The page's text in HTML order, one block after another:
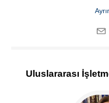
Uluslararası